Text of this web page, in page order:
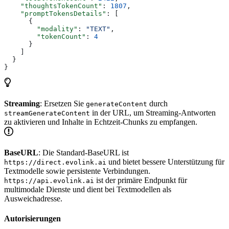
    "thoughtsTokenCount"
: 1807 ,
    "promptTokensDetails"
: [
      {
        "modality"
: "TEXT" ,
        "tokenCount"
: 4
      }
  }
}
Streaming: Ersetzen Sie generateContent durch
streamGenerateContent in der URL, um Streaming-Antworten
zu aktivieren und Inhalte in Echtzeit-Chunks zu empfangen.
BaseURL: Die Standard-BaseURL ist
https://direct.evolink.ai und bietet bessere Unterstützung für
Textmodelle sowie persistente Verbindungen.
https://api.evolink.ai ist der primäre Endpunkt für
multimodale Dienste und dient bei Textmodellen als
Ausweichadresse.
Autorisierungen